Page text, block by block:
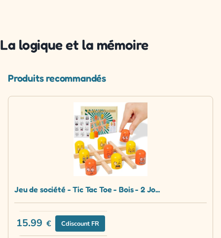
La logique et la mémoire
Produits recommandés
Jeu de société - Tic Tac Toe - Bois - 2 Jo...
15.99 € Cdiscount FR